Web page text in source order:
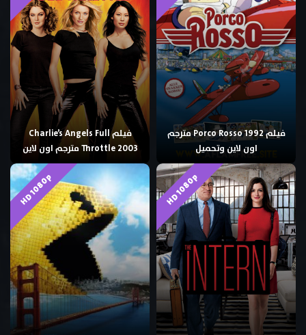
فيلم Porco Rosso 1992 مترجم
اون لاين وتحميل
فيلم Charlie’s Angels Full
Throttle 2003 مترجم اون لاين
HD 1080p
HD 1080p